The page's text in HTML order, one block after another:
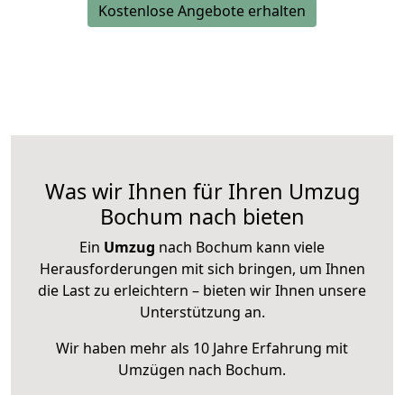
Kostenlose Angebote erhalten
Was wir Ihnen für Ihren Umzug
Bochum nach bieten
Ein Umzug nach Bochum kann viele
Herausforderungen mit sich bringen, um Ihnen
die Last zu erleichtern – bieten wir Ihnen unsere
Unterstützung an.
Wir haben mehr als 10 Jahre Erfahrung mit
Umzügen nach Bochum.